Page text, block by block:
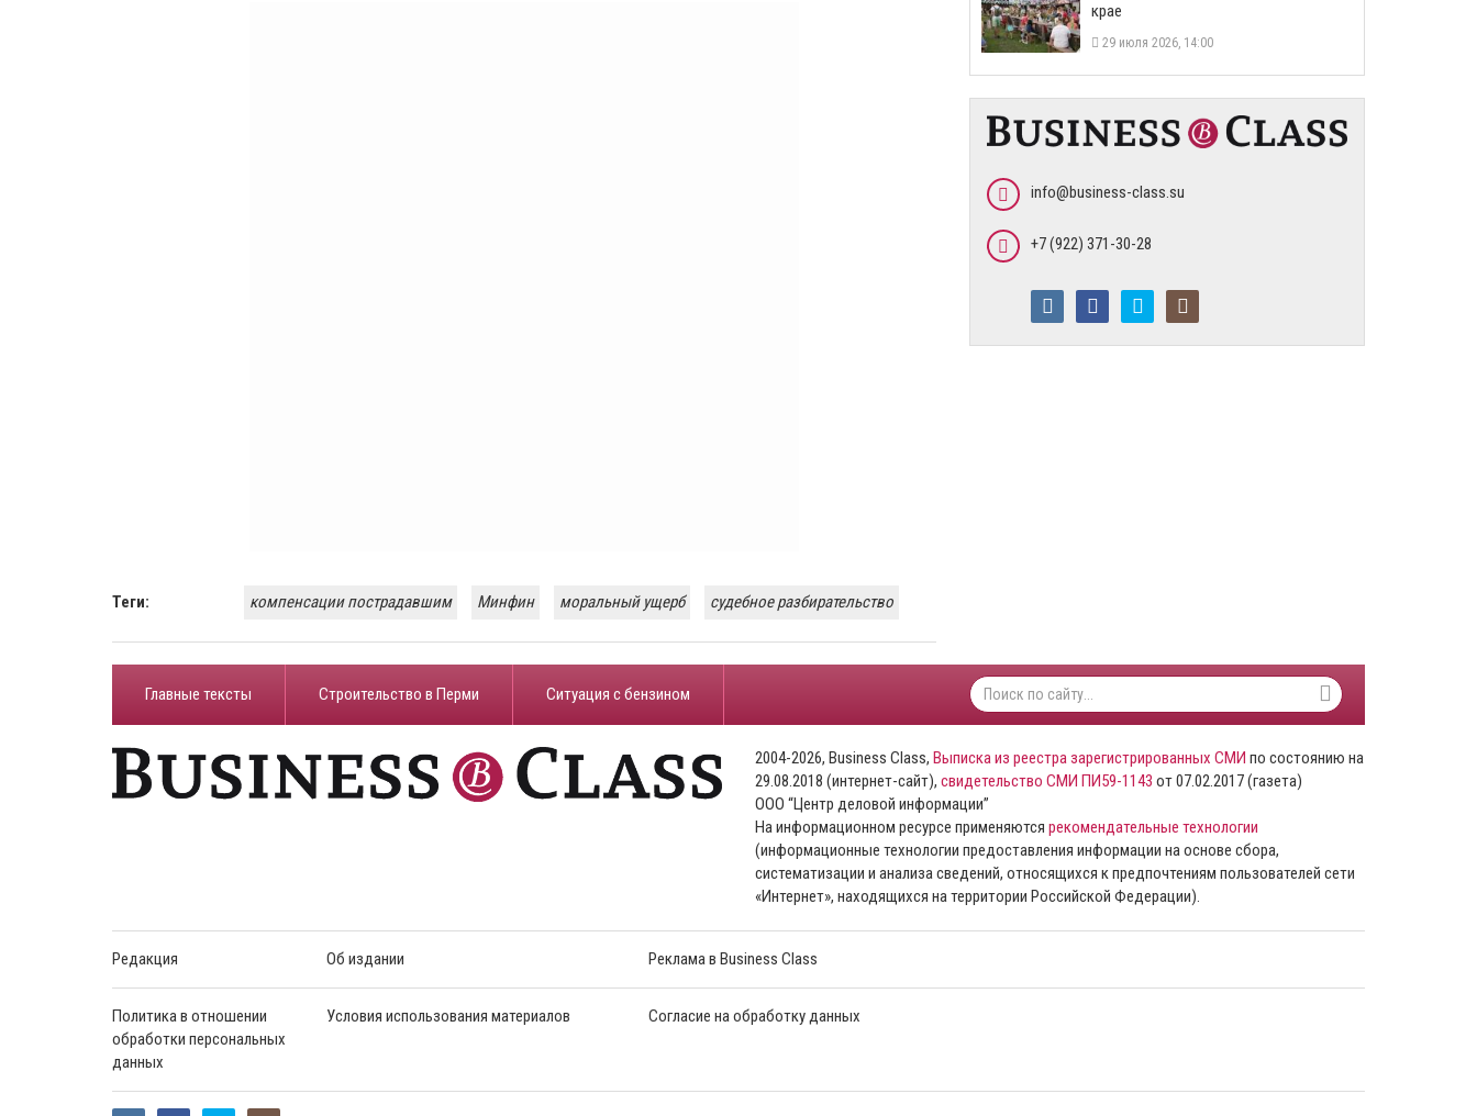
Теги: компенсации пострадавшим Минфин моральный ущерб судебное разбирательство
крае
29 июля 2026, 14:00
info@business-class.su
+7 (922) 371-30-28
Главные тексты Строительство в Перми ​Ситуация с бензином
2004-2026, Business Class, Выписка из реестра зарегистрированных СМИ по состоянию на
29.08.2018 (интернет-сайт), свидетельство СМИ ПИ59-1143 от 07.02.2017 (газета)
ООО “Центр деловой информации”
На информационном ресурсе применяются рекомендательные технологии
(информационные технологии предоставления информации на основе сбора,
систематизации и анализа сведений, относящихся к предпочтениям пользователей сети
«Интернет», находящихся на территории Российской Федерации).
Редакция Об издании Реклама в Business Class
Политика в отношении
обработки персональных
данных
Условия использования материалов Согласие на обработку данных